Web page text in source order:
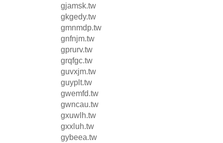
gjamsk.tw
gkgedy.tw
gmnmdp.tw
gnfnjm.tw
gprurv.tw
grqfgc.tw
guvxjm.tw
guyplt.tw
gwemfd.tw
gwncau.tw
gxuwlh.tw
gxxluh.tw
gybeea.tw